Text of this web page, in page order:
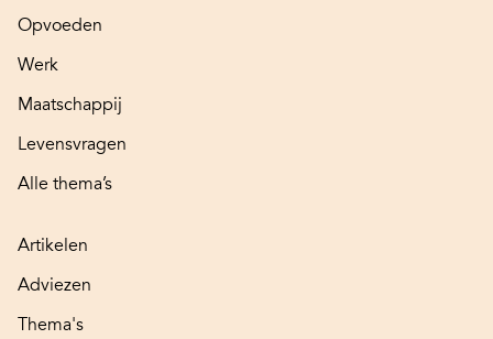
Opvoeden
Werk
Maatschappij
Levensvragen
Alle thema’s
Artikelen
Adviezen
Thema's